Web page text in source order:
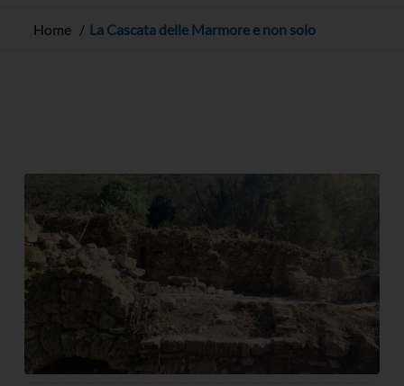
Home La Cascata delle Marmore e non solo